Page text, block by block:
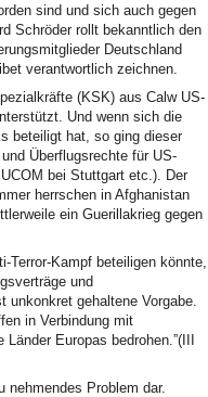
sind und sich auch gegen
Schröder rollt bekanntlich den
Deutschland
verantwortlich zeichnen.
(KSK) aus Calw US-
Und wenn sich die
beteiligt hat, so ging dieser
Überflugsrechte für US-
bei Stuttgart etc.). Der
herrschen in Afghanistan
ein Guerillakrieg gegen
Terror-Kampf beteiligen könnte,
und
unkonkret gehaltene Vorgabe.
in Verbindung mit
Europas bedrohen.”(III
nehmendes Problem dar.